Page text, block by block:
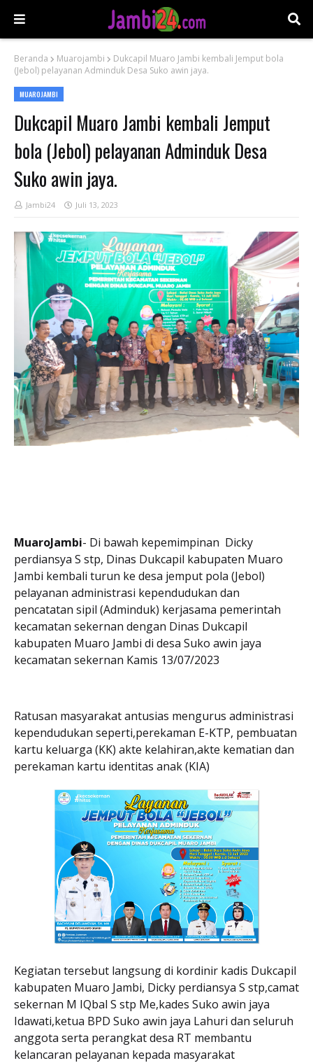
Beranda Muarojambi
Dukcapil Muaro Jambi kembali Jemput bola
(Jebol) pelayanan Adminduk Desa Suko awin jaya.
MUAROJAMBI
Dukcapil Muaro Jambi kembali Jemput
bola (Jebol) pelayanan Adminduk Desa
Suko awin jaya.
Jambi24 Juli 13, 2023
MuaroJambi- Di bawah kepemimpinan Dicky
perdiansya S stp, Dinas Dukcapil kabupaten Muaro
Jambi kembali turun ke desa jemput pola (Jebol)
pelayanan administrasi kependudukan dan
pencatatan sipil (Adminduk) kerjasama pemerintah
kecamatan sekernan dengan Dinas Dukcapil
kabupaten Muaro Jambi di desa Suko awin jaya
kecamatan sekernan Kamis 13/07/2023
Ratusan masyarakat antusias mengurus administrasi
kependudukan seperti,perekaman E-KTP, pembuatan
kartu keluarga (KK) akte kelahiran,akte kematian dan
perekaman kartu identitas anak (KIA)
Kegiatan tersebut langsung di kordinir kadis Dukcapil
kabupaten Muaro Jambi, Dicky perdiansya S stp,camat
sekernan M IQbal S stp Me,kades Suko awin jaya
Idawati,ketua BPD Suko awin jaya Lahuri dan seluruh
anggota serta perangkat desa RT membantu
kelancaran pelayanan kepada masyarakat